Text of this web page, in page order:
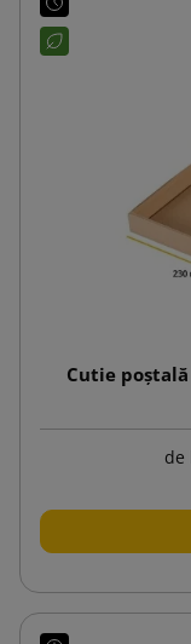
Cutie poștală
de